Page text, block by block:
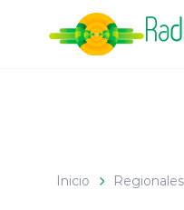
Inicio Regionales